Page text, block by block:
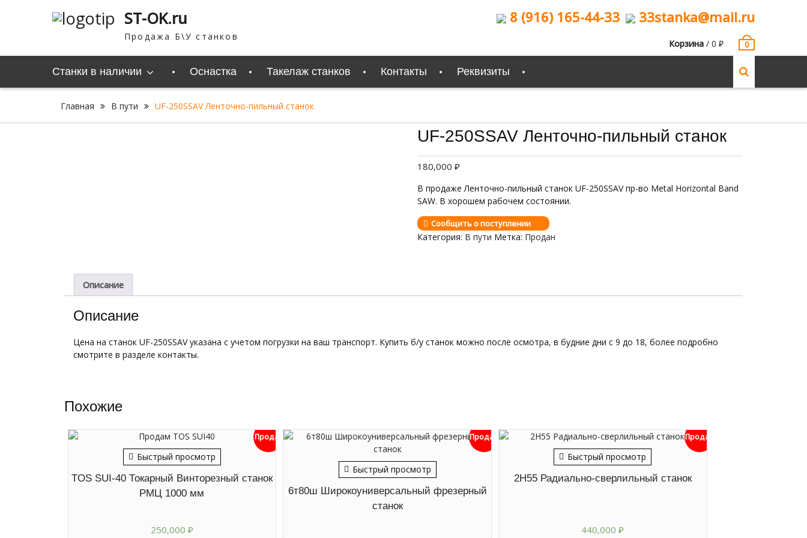
ST-OK.ru
Продажа Б\У станков
8 (916) 165-44-33 33stanka@mail.ru
Корзина / 0 ₽ 0
Станки в наличии Оснастка Такелаж станков Контакты Реквизиты
Главная В пути UF-250SSAV Ленточно-пильный станок
UF-250SSAV Ленточно-пильный станок
180,000 ₽
В продаже Ленточно-пильный станок UF-250SSAV пр-во Metal Horizontal Band
SAW. В хорошем рабочем состоянии.
Сообщить о поступлении
Категория: В пути Метка: Продан
Описание
Описание
Цена на станок UF-250SSAV указана с учетом погрузки на ваш транспорт. Купить б/у станок можно после осмотра, в будние дни с 9 до 18, более подробно
смотрите в разделе контакты.
Похожие
Быстрый просмотр
Продан
TOS SUI-40 Токарный Винторезный станок
РМЦ 1000 мм
250,000 ₽
Быстрый просмотр
Продан
6т80ш Широкоуниверсальный фрезерный
станок
Быстрый просмотр
Продан
2Н55 Радиально-сверлильный станок
440,000₽